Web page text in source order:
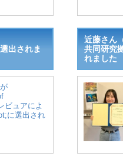
出されま
ビュアによ
に選出され
近藤さん
共同研究
れました